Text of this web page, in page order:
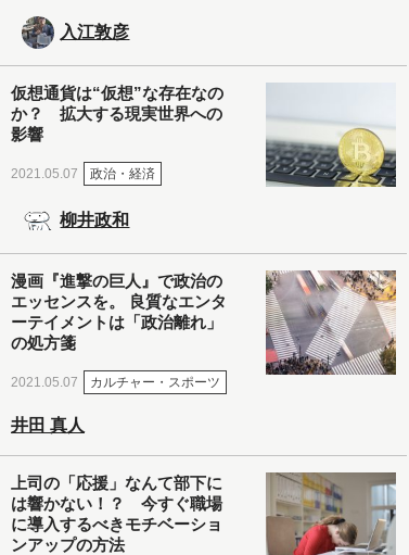
入江敦彦
仮想通貨は“仮想”な存在なの
か？ 拡大する現実世界への
影響
2021.05.07 政治・経済
柳井政和
漫画『進撃の巨人』で政治の
エッセンスを。 良質なエンタ
ーテイメントは「政治離れ」
の処方箋
2021.05.07 カルチャー・スポーツ
井田 真人
上司の「応援」なんて部下に
は響かない！？ 今すぐ職場
に導入するべきモチベーショ
ンアップの方法